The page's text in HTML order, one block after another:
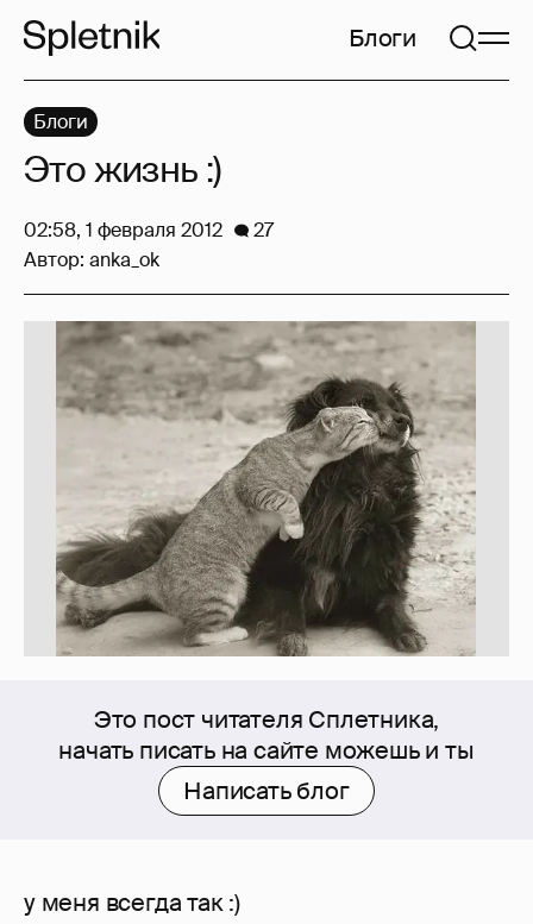
Блоги
Это пост читателя Сплетника,
начать писать на сайте можешь и ты
Написать блог
у меня всегда так :)
Блоги
Это жизнь :)
02:58, 1 февраля 2012
27
Автор: anka_ok